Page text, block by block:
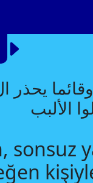
الألبب
sonsuz